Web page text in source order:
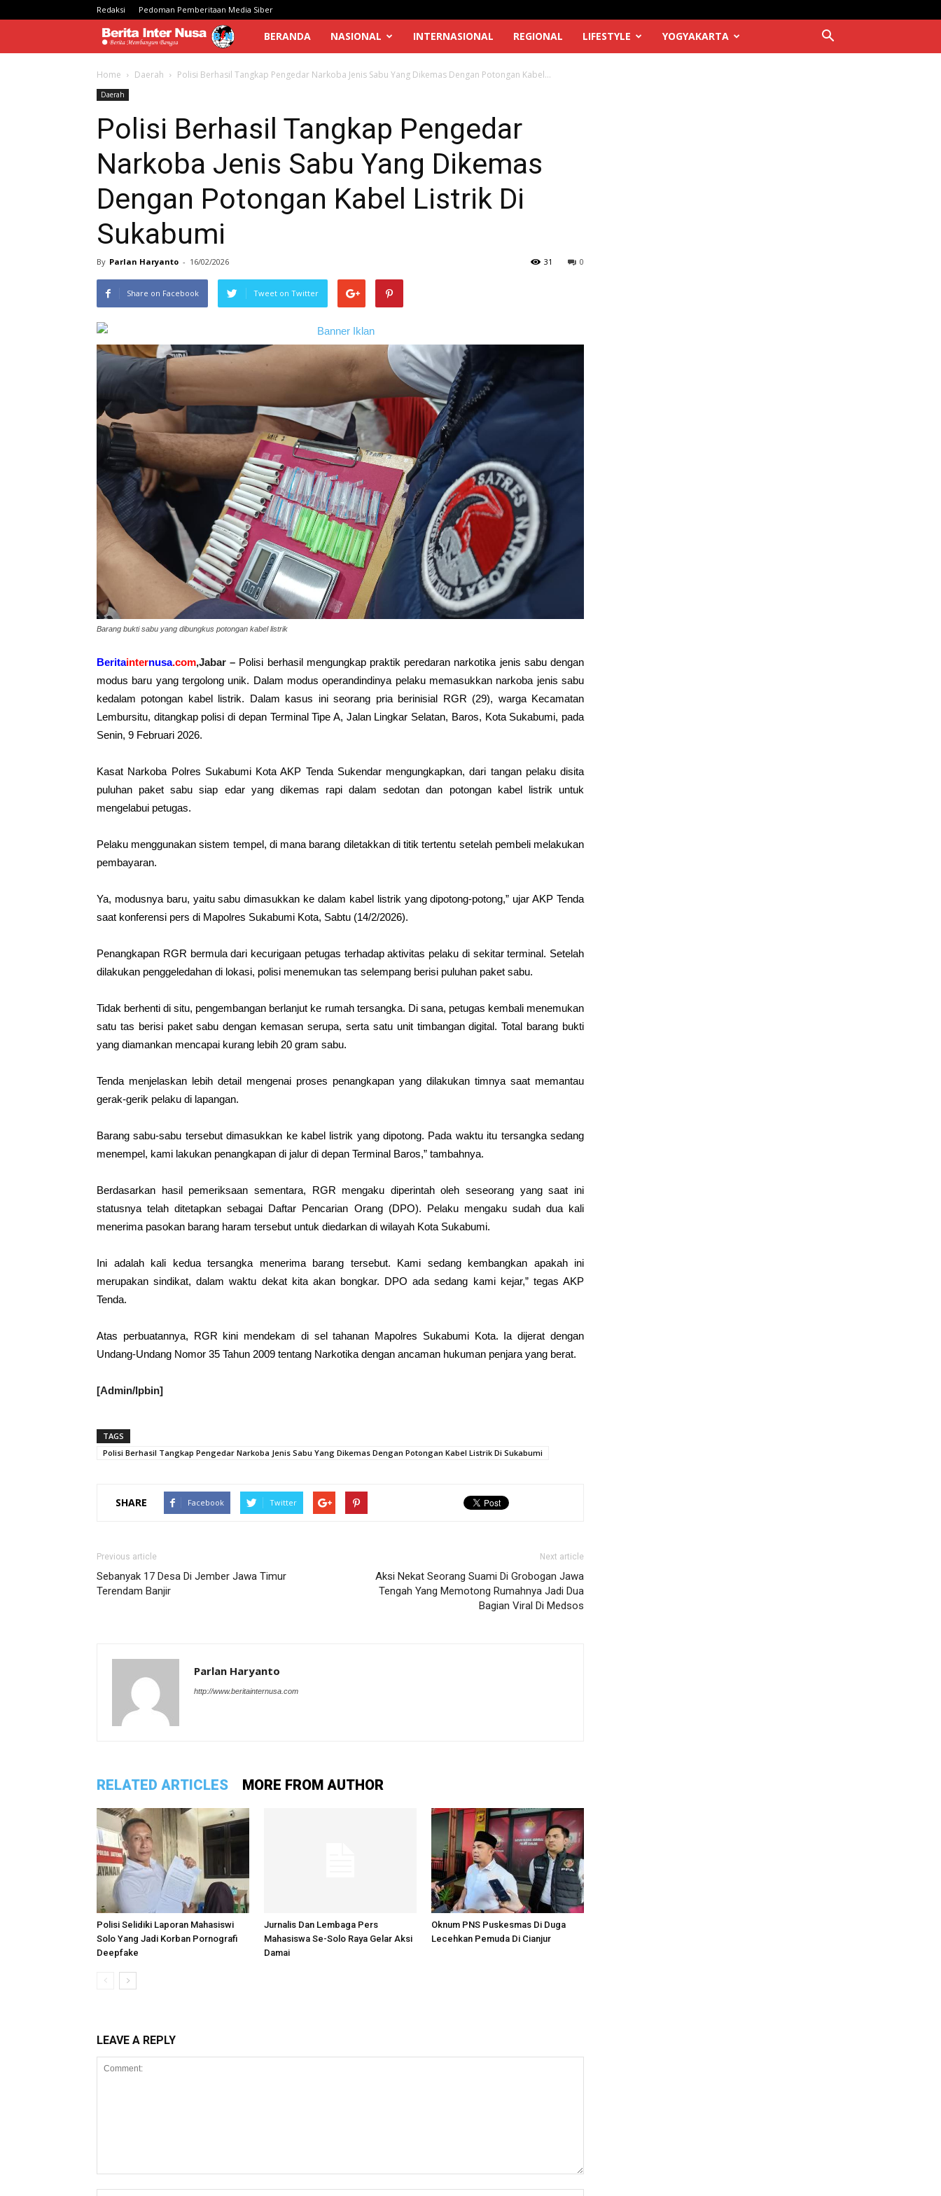
Redaksi Pedoman Pemberitaan Media Siber
Berita
Inter
BERANDA NASIONAL INTERNASIONAL REGIONAL LIFESTYLE YOGYAKARTA
Home Daerah Polisi Berhasil Tangkap Pengedar Narkoba Jenis Sabu Yang Dikemas Dengan Potongan Kabel...
Daerah
Polisi Berhasil Tangkap Pengedar
Narkoba Jenis Sabu Yang Dikemas
Dengan Potongan Kabel Listrik Di
Sukabumi
By Parlan Haryanto - 16/02/2026 0
31
Share on Facebook Tweet on Twitter
Barang bukti sabu yang dibungkus potongan kabel listrik
Beritainternusa.com,Jabar – Polisi berhasil mengungkap praktik peredaran narkotika jenis sabudengan
modus baru yang tergolong unik. Dalam modus operandindinya pelaku memasukkan narkoba jenis sabu
kedalam potongan kabel listrik. Dalam kasus ini seorang pria berinisial RGR (29), warga Kecamatan
Lembursitu, ditangkap polisi di depan Terminal Tipe A, Jalan Lingkar Selatan, Baros, Kota Sukabumi, pada
Senin, 9 Februari 2026.
Kasat Narkoba Polres Sukabumi Kota AKP Tenda Sukendar mengungkapkan, dari tangan pelaku disita
puluhan paket sabu siap edar yang dikemas rapi dalam sedotan dan potongan kabel listrik untuk
mengelabui petugas.
Pelaku menggunakan sistem tempel, di mana barang diletakkan di titik tertentu setelah pembeli melakukan
pembayaran.
Ya, modusnya baru, yaitu sabu dimasukkan ke dalam kabel listrik yang dipotong-potong,” ujar AKP Tenda
saat konferensi pers di Mapolres Sukabumi Kota, Sabtu (14/2/2026).
Penangkapan RGR bermula dari kecurigaan petugas terhadap aktivitas pelaku di sekitar terminal. Setelah
dilakukan penggeledahan di lokasi, polisi menemukan tas selempang berisi puluhan paket sabu.
Tidak berhenti di situ, pengembangan berlanjut ke rumah tersangka. Di sana, petugas kembali menemukan
satu tas berisi paket sabu dengan kemasan serupa, serta satu unit timbangan digital. Total barang bukti
yang diamankan mencapai kurang lebih 20 gram sabu.
Tenda menjelaskan lebih detail mengenai proses penangkapan yang dilakukan timnya saat memantau
gerak-gerik pelaku di lapangan.
Barang sabu-sabu tersebut dimasukkan ke kabel listrik yang dipotong. Pada waktu itu tersangka sedang
menempel, kami lakukan penangkapan di jalur di depan Terminal Baros,” tambahnya.
Berdasarkan hasil pemeriksaan sementara, RGR mengaku diperintah oleh seseorang yang saat ini
statusnya telah ditetapkan sebagai Daftar Pencarian Orang (DPO). Pelaku mengaku sudah dua kali
menerima pasokan barang haram tersebut untuk diedarkan di wilayah Kota Sukabumi.
Ini adalah kali kedua tersangka menerima barang tersebut. Kami sedang kembangkan apakah ini
merupakan sindikat, dalam waktu dekat kita akan bongkar. DPO ada sedang kami kejar,” tegas AKP
Tenda.
Atas perbuatannya, RGR kini mendekam di sel tahanan Mapolres Sukabumi Kota. Ia dijerat dengan
Undang-Undang Nomor 35 Tahun 2009 tentang Narkotika dengan ancaman hukuman penjara yang berat.
[Admin/lpbin]
TAGS
Polisi Berhasil Tangkap Pengedar Narkoba Jenis Sabu Yang Dikemas Dengan Potongan Kabel Listrik Di Sukabumi
SHARE Facebook Twitter
Previous article
Sebanyak 17 Desa Di Jember Jawa Timur
Terendam Banjir
Next article
Aksi Nekat Seorang Suami Di Grobogan Jawa
Tengah Yang Memotong Rumahnya Jadi Dua
Bagian Viral Di Medsos
Parlan Haryanto
http://www.beritainternusa.com
RELATED ARTICLES MORE FROM AUTHOR
Polisi Selidiki Laporan Mahasiswi
Solo Yang Jadi Korban Pornografi
Deepfake
Jurnalis Dan Lembaga Pers
Mahasiswa Se-Solo Raya Gelar Aksi
Damai
Oknum PNS Puskesmas Di Duga
Lecehkan Pemuda Di Cianjur
LEAVE A REPLY